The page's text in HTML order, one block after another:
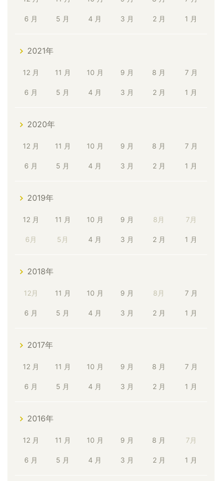
6 月 5 月 4 月 3 月 2 月 1 月
2021年
12 月 11 月 10 月 9 月 8 月 7 月
6 月 5 月 4 月 3 月 2 月 1 月
2020年
12 月 11 月 10 月 9 月 8 月 7 月
6 月 5 月 4 月 3 月 2 月 1 月
2019年
12 月 11 月 10 月 9 月 8月 7月
6月 5月 4 月 3 月 2 月 1 月
2018年
12月 11 月 10 月 9 月 8月 7 月
6 月 5 月 4 月 3 月 2 月 1 月
2017年
12 月 11 月 10 月 9 月 8 月 7 月
6 月 5 月 4 月 3 月 2 月 1 月
2016年
12 月 11 月 10 月 9 月 8 月 7月
6 月 5 月 4 月 3 月 2 月 1 月